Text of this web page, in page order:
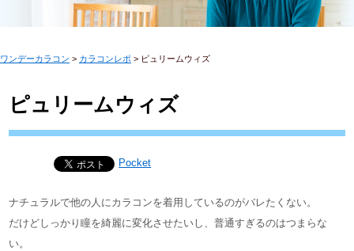
ワンデーカラコン > カラコンレポ > ピュリームウィズ
ピュリームウィズ
Pocket
ナチュラルで他の人にカラコンを着用しているのがバレたくない。
だけどしっかり瞳を綺麗に変化させたいし、普通すぎるのはつまらな
い。